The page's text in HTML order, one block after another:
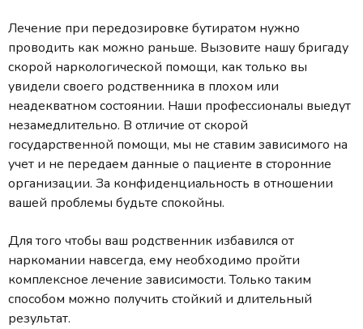
Лечение при передозировке бутиратом нужно
проводить как можно раньше. Вызовите нашу бригаду
скорой наркологической помощи, как только вы
увидели своего родственника в плохом или
неадекватном состоянии. Наши профессионалы выедут
незамедлительно. В отличие от скорой
государственной помощи, мы не ставим зависимого на
учет и не передаем данные о пациенте в сторонние
организации. За конфиденциальность в отношении
вашей проблемы будьте спокойны.
Для того чтобы ваш родственник избавился от
наркомании навсегда, ему необходимо пройти
комплексное лечение зависимости. Только таким
способом можно получить стойкий и длительный
результат.